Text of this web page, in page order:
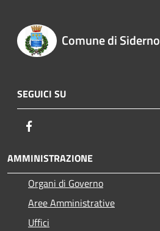
Comune di Siderno
SEGUICI SU
AMMINISTRAZIONE
Organi di Governo
Aree Amministrative
Uffici